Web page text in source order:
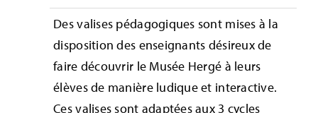
Des valises pédagogiques sont mises à la
disposition des enseignants désireux de
faire découvrir le Musée Hergé à leurs
élèves de manière ludique et interactive.
Ces valises sont adaptées aux 3 cycles